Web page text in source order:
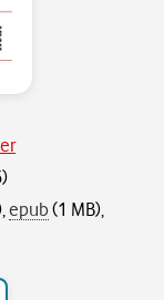
)
epub(1 MB),